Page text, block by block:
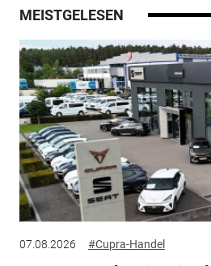
MEISTGELESEN
07.08.2026 #Cupra-Handel